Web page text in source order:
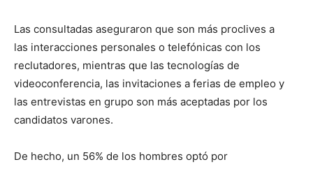
Las consultadas aseguraron que son más proclives a
las interacciones personales o telefónicas con los
reclutadores, mientras que las tecnologías de
videoconferencia, las invitaciones a ferias de empleo y
las entrevistas en grupo son más aceptadas por los
candidatos varones.
De hecho, un 56% de los hombres optó por